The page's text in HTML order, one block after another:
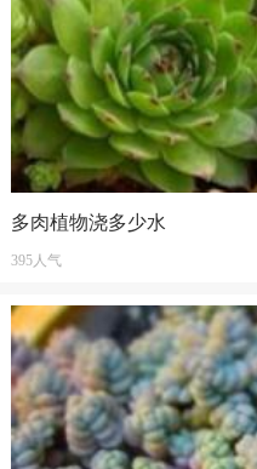
多肉植物浇多少水
395人气